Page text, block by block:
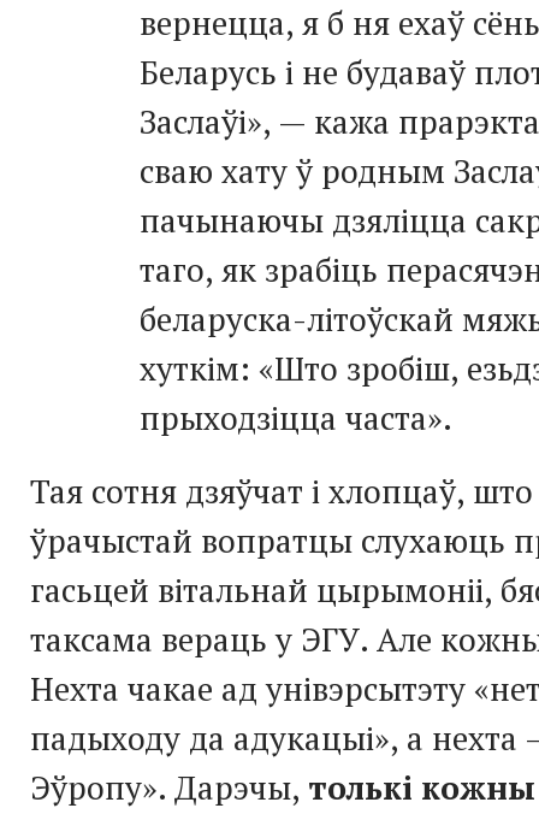
вернецца, я б ня ехаў
Беларусь і не будаваў
Заслаўі», — кажа
сваю хату ў родным
пачынаючы дзяліцца
таго, як зрабіць
беларуска-літоўскай
хуткім: «Што зробіш,
прыходзіцца часта».
Тая сотня дзяўчат і хлопцаў,
ўрачыстай вопратцы слухаюць
гасьцей вітальнай цырымоніі,
таксама вераць у ЭГУ. Але
Нехта чакае ад унівэрсытэту
падыходу да адукацыі», а нехта
Эўропу». Дарэчы, толькі кожны